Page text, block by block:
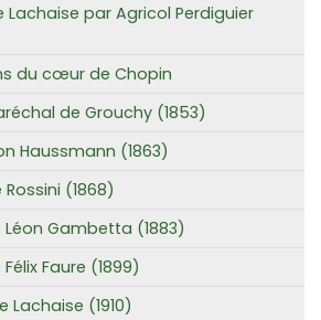
Lachaise par Agricol Perdiguier
du cœur de Chopin
de Grouchy (1853)
Haussmann (1863)
(1868)
Gambetta (1883)
Faure (1899)
Lachaise (1910)